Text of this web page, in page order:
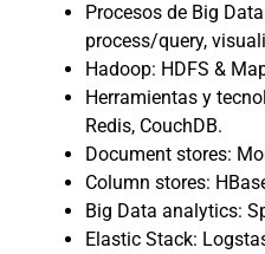
Procesos de Big
process/query,
Hadoop: HDFS &
Herramientas y
Redis, CouchDB.
Document stores:
Column stores:
Big Data analytics:
Elastic Stack: